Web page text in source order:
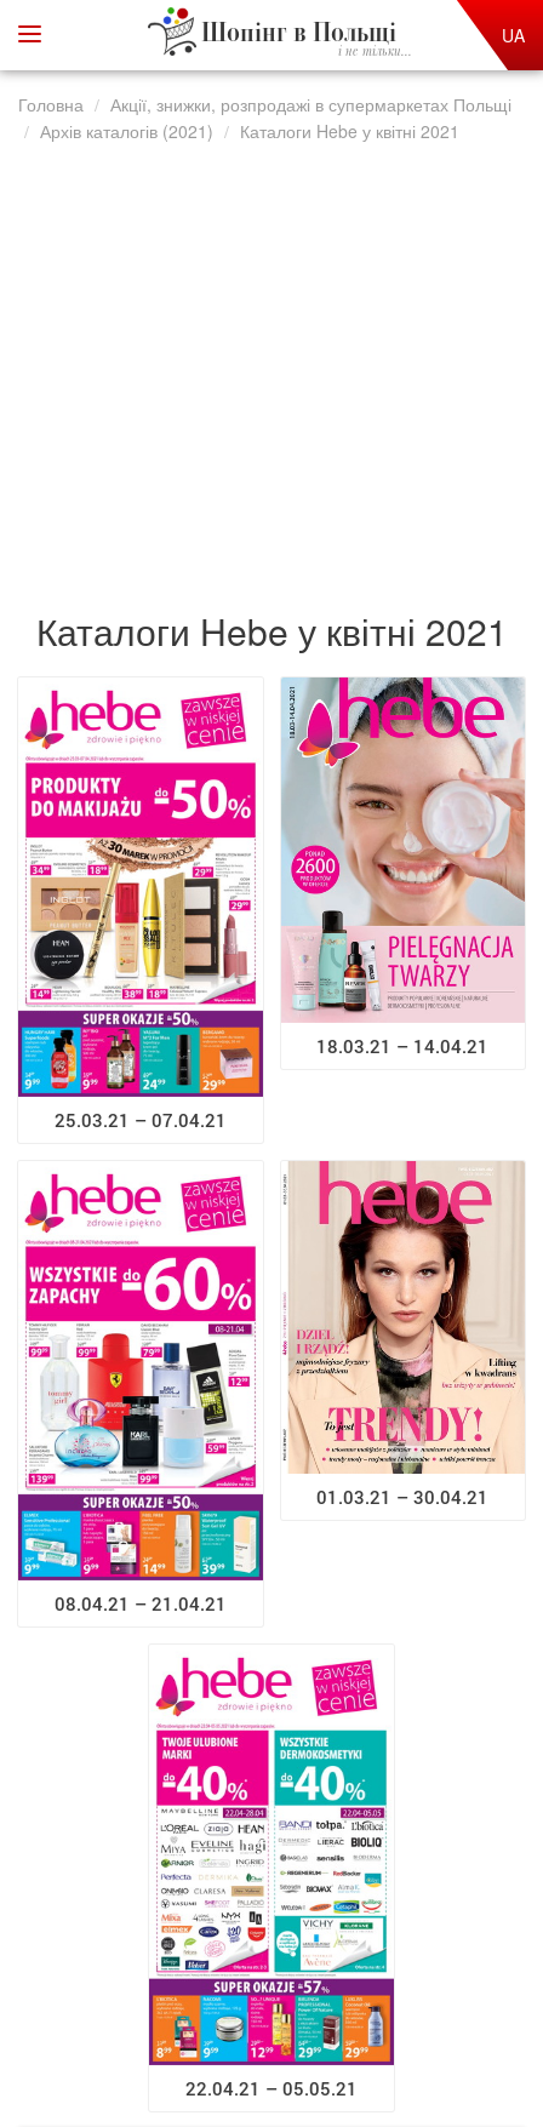
Шопінг в Польщі
і не тільки...
UA
Головна
Акції, знижки, розпродажі в супермаркетах Польщі
Архів каталогів (2021)
Каталоги Hebe у квітні 2021
Каталоги Hebe у квітні 2021
25.03.21 – 07.04.21
18.03.21 – 14.04.21
08.04.21 – 21.04.21
01.03.21 – 30.04.21
22.04.21 – 05.05.21